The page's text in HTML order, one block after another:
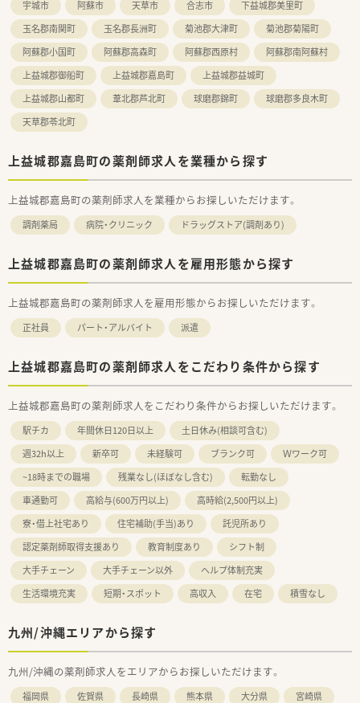
宇城市 阿蘇市 天草市 合志市
下益城郡美里町
玉名郡南関町
玉名郡長洲町 菊池郡大津町
菊池郡菊陽町
阿蘇郡小国町
阿蘇郡高森町 阿蘇郡西原村
阿蘇郡南阿蘇村
上益城郡御船町
上益城郡嘉島町
上益城郡益城町
上益城郡山都町
葦北郡芦北町 球磨郡錦町
球磨郡多良木町
天草郡苓北町
上益城郡嘉島町の薬剤師求人を業種から探す
上益城郡嘉島町の薬剤師求人を業種からお探しいただけます。
調剤薬局 病院・クリニック ドラッグストア(調剤あり)
上益城郡嘉島町の薬剤師求人を雇用形態から探す
上益城郡嘉島町の薬剤師求人を雇用形態からお探しいただけます。
正社員 パート・アルバイト 派遣
上益城郡嘉島町の薬剤師求人をこだわり条件から探す
上益城郡嘉島町の薬剤師求人をこだわり条件からお探しいただけます。
駅チカ 年間休日120日以上
土日休み(相談可含む)
週32h以上
新卒可 未経験可 ブランク可
Ｗワーク可
~18時までの職場
残業なし(ほぼなし含む)
転勤なし
車通勤可
高給与(600万円以上)
高時給(2,500円以上)
寮・借上社宅あり
住宅補助(手当)あり
託児所あり
認定薬剤師取得支援あり
教育制度あり
シフト制
大手チェーン
大手チェーン以外
ヘルプ体制充実
生活環境充実
短期・スポット 高収入 在宅 積雪なし
九州/沖縄エリアから探す
九州/沖縄の薬剤師求人をエリアからお探しいただけます。
福岡県 佐賀県 長崎県 熊本県 大分県
宮崎県